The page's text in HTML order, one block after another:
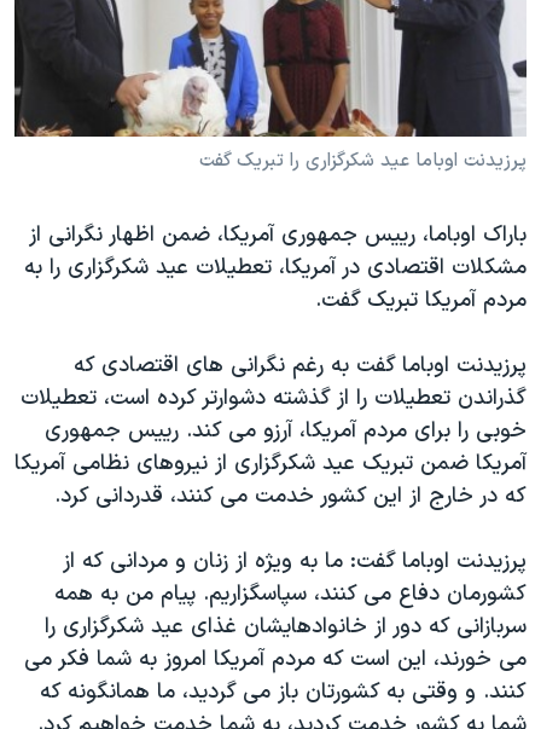
فرهنگ و زندگی
حقوق شهروندی
علم و فناوری
گالری عکس
مستندها
انتخابات ریاست جمهوری آمریکا ۲۰۲۴
حمله جمهوری اسلامی به اسرائیل
رمز مهسا
اعتراضات زن، زندگی، آزادی
مجموعه مستندهای دادخواهی
دادگاه حمید نوری
چهل سال گروگان‌گیری
قانون شفافیت دارائی کادر رهبری ایران
اعتراضات مردمی آبان ۹۸
اسرائیل در جنگ
نرگس محمدی برنده جایزه نوبل صلح
همایش محافظه‌کاران آمریکا «سی‌پک»
صفحه‌های ویژه
سفر پرزیدنت ترامپ به چین
دنبال کنید
پرزيدنت اوباما عيد شکرگزاری را تبريک گفت
باراک اوباما، رييس جمهوری آمريکا، ضمن اظهار نگرانی از
مشکلات اقتصادی در آمريکا، تعطيلات عيد شکرگزاری را به
مردم آمريکا تبريک گفت.
پرزيدنت اوباما گفت به رغم نگرانی های اقتصادی که
گذراندن تعطيلات را از گذشته دشوارتر کرده است، تعطيلات
خوبی را برای مردم آمريکا، آرزو می کند. رييس جمهوری
آمريکا ضمن تبريک عيد شکرگزاری از نيروهای نظامی آمريکا
که در خارج از اين کشور خدمت می کنند، قدردانی کرد.
پرزيدنت اوباما گفت: ما به ويژه از زنان و مردانی که از
کشورمان دفاع می کنند، سپاسگزاريم. پيام من به همه
سربازانی که دور از خانوادهايشان غذای عيد شکرگزاری را
می خورند، اين است که مردم آمريکا امروز به شما فکر می
کنند. و وقتی به کشورتان باز می گرديد، ما همانگونه که